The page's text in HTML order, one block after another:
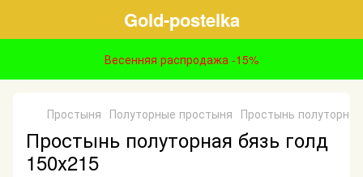
Gold-postelka
Весенняя распродажа -15%
Простыня Полуторные простыня Простынь
Простынь полуторная бязь голд
150х215